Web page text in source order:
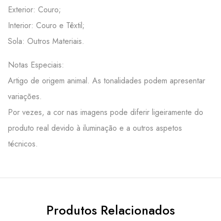
Exterior: Couro;
Interior: Couro e Têxtil;
Sola: Outros Materiais.
Notas Especiais:
Artigo de origem animal. As tonalidades podem apresentar
variações.
Por vezes, a cor nas imagens pode diferir ligeiramente do
produto real devido à iluminação e a outros aspetos
técnicos.
Produtos Relacionados